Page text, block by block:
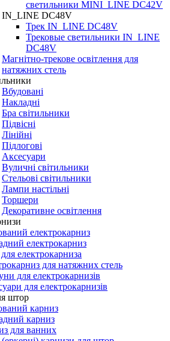
светильники MINI_LINE DC42V
IN_LINE DC48V
Трек IN_LINE DC48V
Трековые светильники IN_LINE
DC48V
Магнітно-трекове освітлення для
натяжних стель
Вбудовані
Накладні
Бра світильники
Підвісні
Лінійні
Підлогові
Аксесуари
Вуличні світильники
Стельові світильники
Лампи настільні
Торшери
Декоративне освітлення
електрокарниз
електрокарниз
електрокарниза
для натяжних стель
для електрокарнизів
для електрокарнизів
штор
карниз
карниз
для ванних